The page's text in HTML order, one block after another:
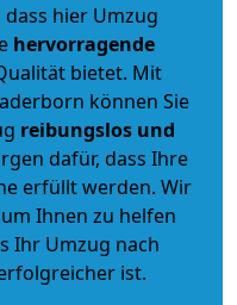
hier Umzug
hervorragende
bietet. Mit
können Sie
reibungslos und
dafür, dass Ihre
erfüllt werden. Wir
Ihnen zu helfen
Ihr Umzug nach
ist.